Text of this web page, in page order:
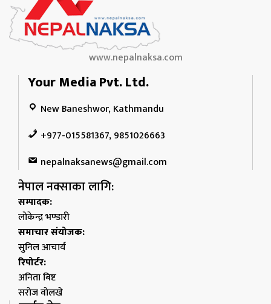
www.nepalnaksa.com
Your Media Pvt. Ltd.
New Baneshwor, Kathmandu
+977-015581367, 9851026663
nepalnaksanews@gmail.com
नेपाल नक्साका लागि:
सम्पादक:
लोकेन्द्र भण्डारी
समाचार संयोजक:
सुनिल आचार्य
रिपोर्टर:
अनिता बिष्ट
सरोज वोलखे